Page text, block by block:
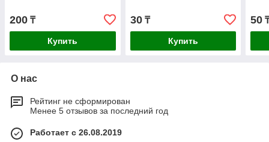
200 ₸
Купить
30₸
Купить
50
О нас
Рейтинг не сформирован
Менее 5 отзывов за последний год
Работает с 26.08.2019